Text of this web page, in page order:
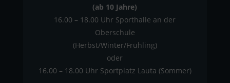
(ab 10 Jahre)
16.00 – 18.00 Uhr Sporthalle an der
Oberschule
(Herbst/Winter/Frühling)
oder
16.00 – 18.00 Uhr Sportplatz Lauta (Sommer)